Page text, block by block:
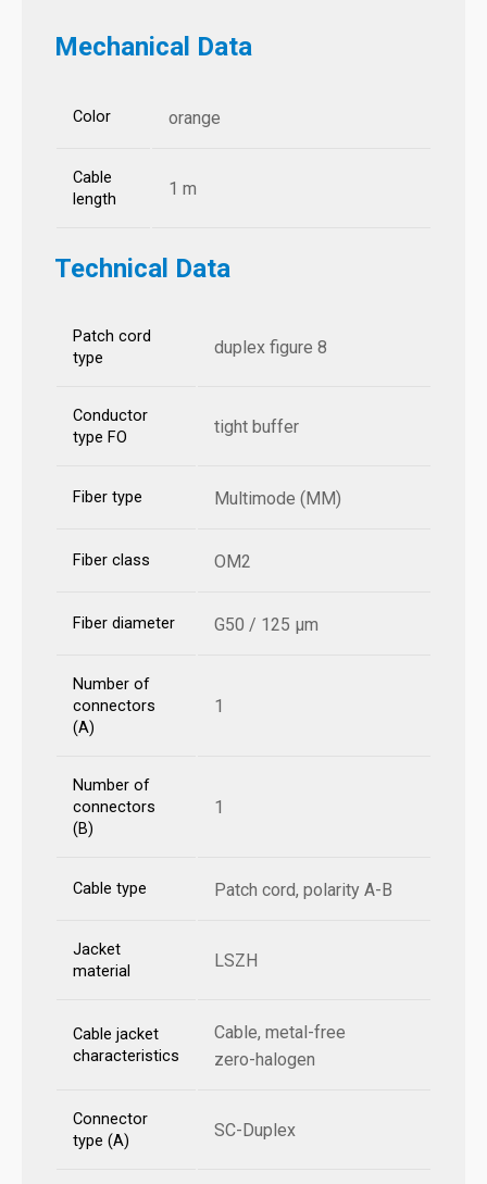
Mechanical Data
Color orange
Cable
length
1 m
Technical Data
Patch cord
type
duplex figure 8
Conductor
type FO
tight buffer
Fiber type Multimode (MM)
Fiber class OM2
Fiber diameter G50 / 125 µm
Number of
connectors
(A)
1
Number of
connectors
(B)
1
Cable type Patch cord, polarity A-B
Jacket
material
LSZH
Cable jacket
characteristics
Cable, metal-free
zero-halogen
Connector
type (A)
SC-Duplex